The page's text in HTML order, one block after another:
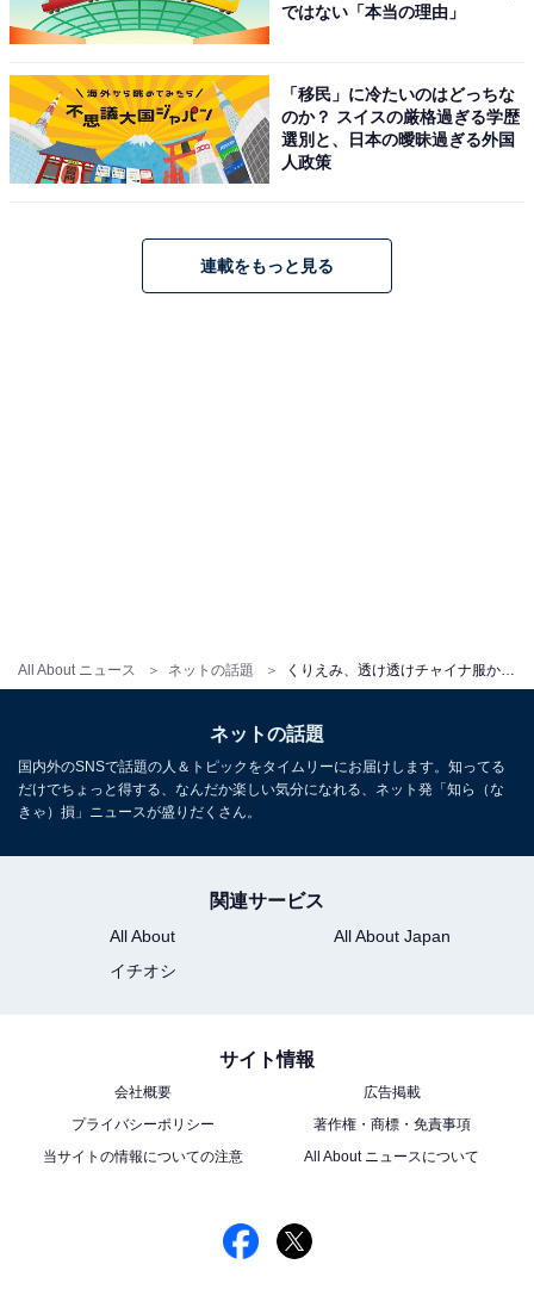
All About ニュース ネットの話題
ではない「本当の理由」
「移民」に冷たいのはどっちな
のか？ スイスの厳格過ぎる学歴
選別と、日本の曖昧過ぎる外国
人政策
連載をもっと見る
ネットの話題
国内外のSNSで話題の人＆トピックをタイムリーにお届けします。知ってる
だけでちょっと得する、なんだか楽しい気分になれる、ネット発「知ら（な
きゃ）損」ニュースが盛りだくさん。
関連サービス
All About
All About Japan
イチオシ
サイト情報
会社概要
広告掲載
プライバシーポリシー
著作権・商標・免責事項
当サイトの情報についての注意
All About ニュースについて